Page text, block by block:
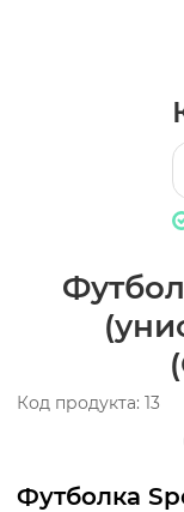
Код продукта: 13
Футболка